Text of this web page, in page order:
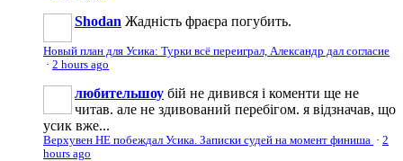
Shodan Жадність фраєра погубить.
Новый план для Усика: Турки всё переиграл, Александр дал согласие
· 2 hours ago
любительшоу бій не дивився і коменти ще не
читав. але не здивований перебігом. я відзначав, що
усик вже...
Верхувен НЕ побеждал Усика. Записки судей на момент финиша · 2
hours ago